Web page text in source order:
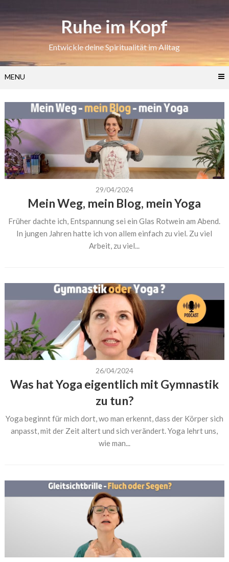
content
Ruhe im Kopf
Entwickle deine Spiritualität im Alltag
MENU
29/04/2024
Mein Weg, mein Blog, mein Yoga
Früher dachte ich, Entspannung sei ein Glas Rotwein am Abend.
In jungen Jahren hatte ich von allem einfach zu viel. Zu viel
Arbeit, zu viel...
26/04/2024
Was hat Yoga eigentlich mit Gymnastik
zu tun?
Yoga beginnt für mich dort, wo man erkennt, dass der Körper sich
anpasst, mit der Zeit altert und sich verändert. Yoga lehrt uns,
wie man...